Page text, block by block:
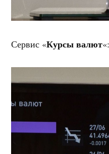
Сервис «Курсы валют«: